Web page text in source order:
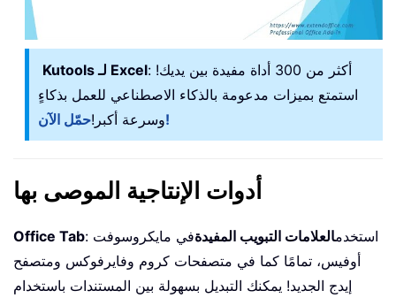
Kutools لـ Excel: أكثر من 300 أداة مفيدة بين يديك!
استمتع بميزات مدعومة بالذكاء الاصطناعي للعمل بذكاءٍ
وسرعة أكبر!حمّل الآن!
أدوات الإنتاجية الموصى بها
Office Tab : استخدمالعلامات التبويب المفيدةفي مايكروسوفت
أوفيس، تمامًا كما في متصفحات كروم وفايرفوكس ومتصفح
إيدج الجديد! يمكنك التبديل بسهولة بين المستندات باستخدام